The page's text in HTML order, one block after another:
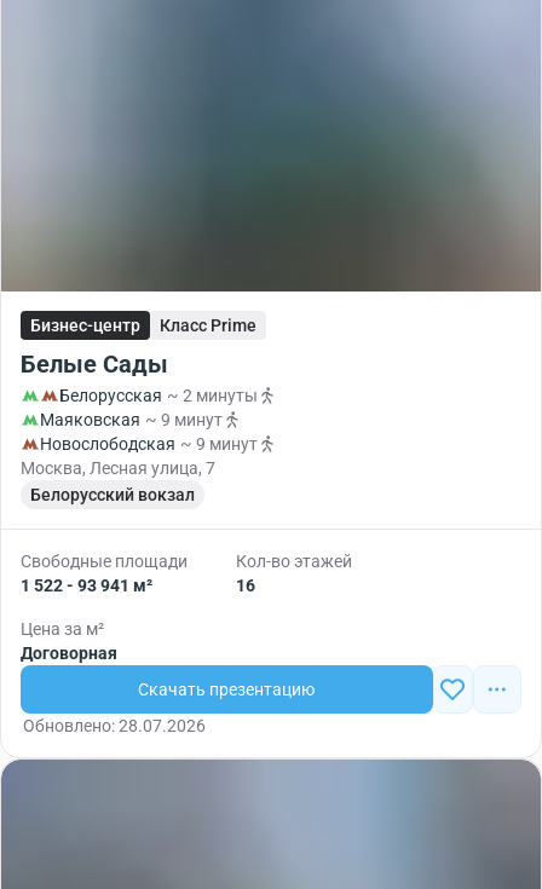
Бизнес-центр Класс Prime
Белые Сады
Белорусская ~ 2 минуты
Маяковская ~ 9 минут
Новослободская ~ 9 минут
Москва, Лесная улица, 7
Белорусский вокзал
Свободные площади
1 522 - 93 941 м²
Кол-во этажей
16
Цена за м²
Договорная
Скачать презентацию
Обновлено: 28.07.2026